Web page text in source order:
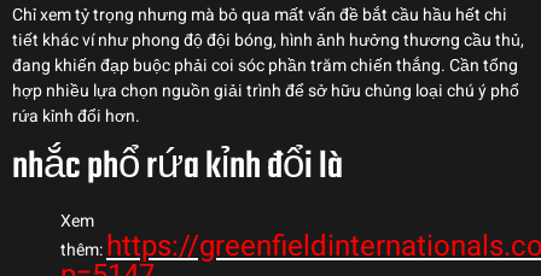
Chỉ xem tỷ trọng nhưng mà bỏ qua mất vấn đề bắt cầu hầu hết chi
tiết khác ví như phong độ đội bóng, hình ảnh hưởng thương cầu thủ,
đang khiến đạp buộc phải coi sóc phần trăm chiến thắng. Cần tổng
hợp nhiều lựa chọn nguồn giải trình để sở hữu chủng loại chú ý phổ
rứa kỉnh đổi hơn.
nhắc phổ rứa kỉnh đổi là
Xem
thêm:https://